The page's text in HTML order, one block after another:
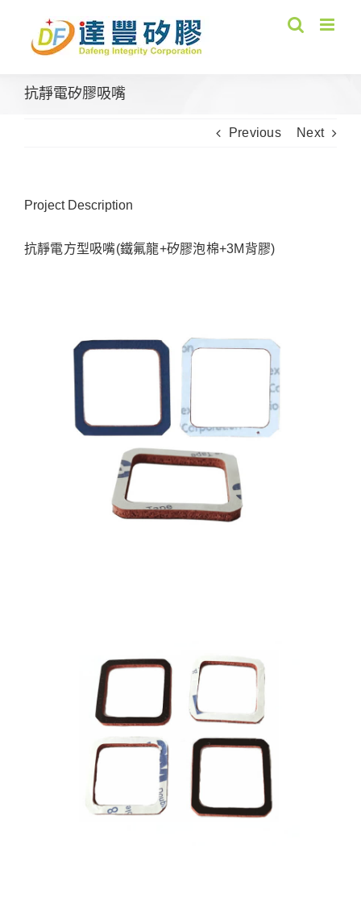
content
抗靜電矽膠吸嘴
Previous Next
Project Description
抗靜電方型吸嘴(鐵氟龍+矽膠泡棉+3M背膠)